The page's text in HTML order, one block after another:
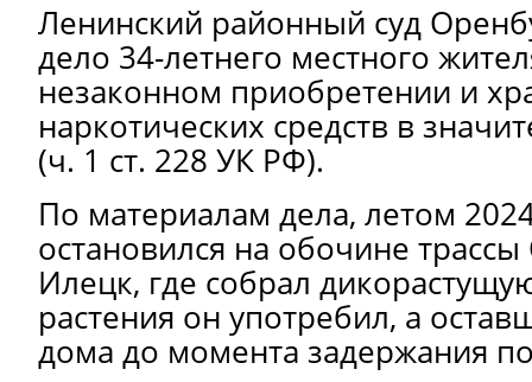
Ленинский районный суд
дело 34-летнего местного
незаконном приобретении и
наркотических средств в
(ч. 1 ст. 228 УК РФ).
По материалам дела, летом
остановился на обочине
Илецк, где собрал
растения он употребил, а
дома до момента задержания